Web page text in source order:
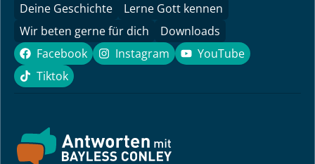
Deine Geschichte
Lerne Gott kennen
Wir beten gerne für dich
Downloads
Facebook
Facebook Instagram
Instagram YouTube
YouTube
Tiktok
Tiktok